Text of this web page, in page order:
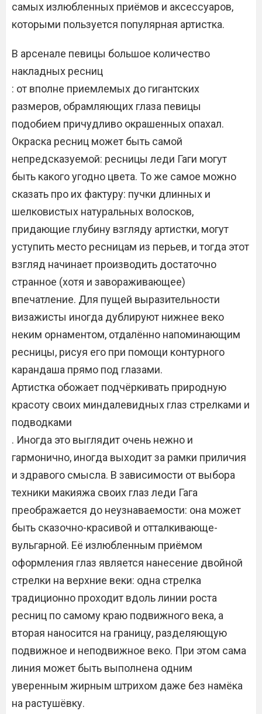
самых излюбленных приёмов и аксессуаров,
которыми пользуется популярная артистка.
В арсенале певицы большое количество
накладных ресниц
: от вполне приемлемых до гигантских
размеров, обрамляющих глаза певицы
подобием причудливо окрашенных опахал.
Окраска ресниц может быть самой
непредсказуемой: ресницы леди Гаги могут
быть какого угодно цвета. То же самое можно
сказать про их фактуру: пучки длинных и
шелковистых натуральных волосков,
придающие глубину взгляду артистки, могут
уступить место ресницам из перьев, и тогда этот
взгляд начинает производить достаточно
странное (хотя и завораживающее)
впечатление. Для пущей выразительности
визажисты иногда дублируют нижнее веко
неким орнаментом, отдалённо напоминающим
ресницы, рисуя его при помощи контурного
карандаша прямо под глазами.
Артистка обожает подчёркивать природную
красоту своих миндалевидных глаз стрелками и
подводками
. Иногда это выглядит очень нежно и
гармонично, иногда выходит за рамки приличия
и здравого смысла. В зависимости от выбора
техники макияжа своих глаз леди Гага
преображается до неузнаваемости: она может
быть сказочно-красивой и отталкивающе-
вульгарной. Её излюбленным приёмом
оформления глаз является нанесение двойной
стрелки на верхние веки: одна стрелка
традиционно проходит вдоль линии роста
ресниц по самому краю подвижного века, а
вторая наносится на границу, разделяющую
подвижное и неподвижное веко. При этом сама
линия может быть выполнена одним
уверенным жирным штрихом даже без намёка
на растушёвку.